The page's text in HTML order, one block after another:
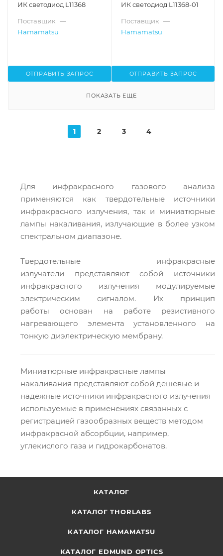
ИК светодиод L11368
Поставщик —
Hamamatsu
ОТПРАВИТЬ ЗАПРОС
ИК светодиод L11368-01
Поставщик —
Hamamatsu
ОТПРАВИТЬ ЗАПРОС
ПОКАЗАТЬ ЕЩЕ
1 2 3 4
Для инфракрасного газового анализа
применяются как твердотельные источники
инфракрасного излучения, так и миниатюрные
лампы накаливания, излучающие в более узком
спектральном диапазоне.
Твердотельные инфракрасные
излучатели представляют собой источники
инфракрасного излучения модулируемые
электрическим сигналом. Их принцип
работы основан на работе резистивного
нагревающего элемента установленного на
тонкую диэлектрическую мембрану.
Миниатюрные инфракрасные лампы
накаливания представляют собой дешевые и
надежные источники инфракрасного излучения
используемые в применениях связанных с
регистрацией газообразных веществ методом
инфракрасной абсорбции, например,
углекислого газа и гидрокарбонатов.
КАТАЛОГ
КАТАЛОГ THORLABS
КАТАЛОГ HAMAMATSU
КАТАЛОГ EDMUND OPTICS